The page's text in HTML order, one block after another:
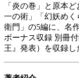
「炎の巻」と原本
一の術」「幻妖め
衛門」の5編に、名
ボーナス収録 別冊
王』発表）を収録し